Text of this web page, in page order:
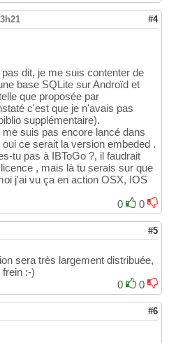
#4
dit, je me suis contenter de
base SQLite sur Androïd et
que proposée par
c'est que je n'avais pas
supplémentaire).
suis pas encore lancé dans
ce serait la version embeded .
tu pas à IBToGo ?, il faudrait
, mais là tu serais sur que
j'ai vu ça en action OSX, IOS
0
0
#5
sera très largement distribuée,
:-)
0
0
#6